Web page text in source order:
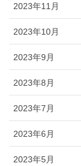
2023年11月
2023年10月
2023年9月
2023年8月
2023年7月
2023年6月
2023年5月